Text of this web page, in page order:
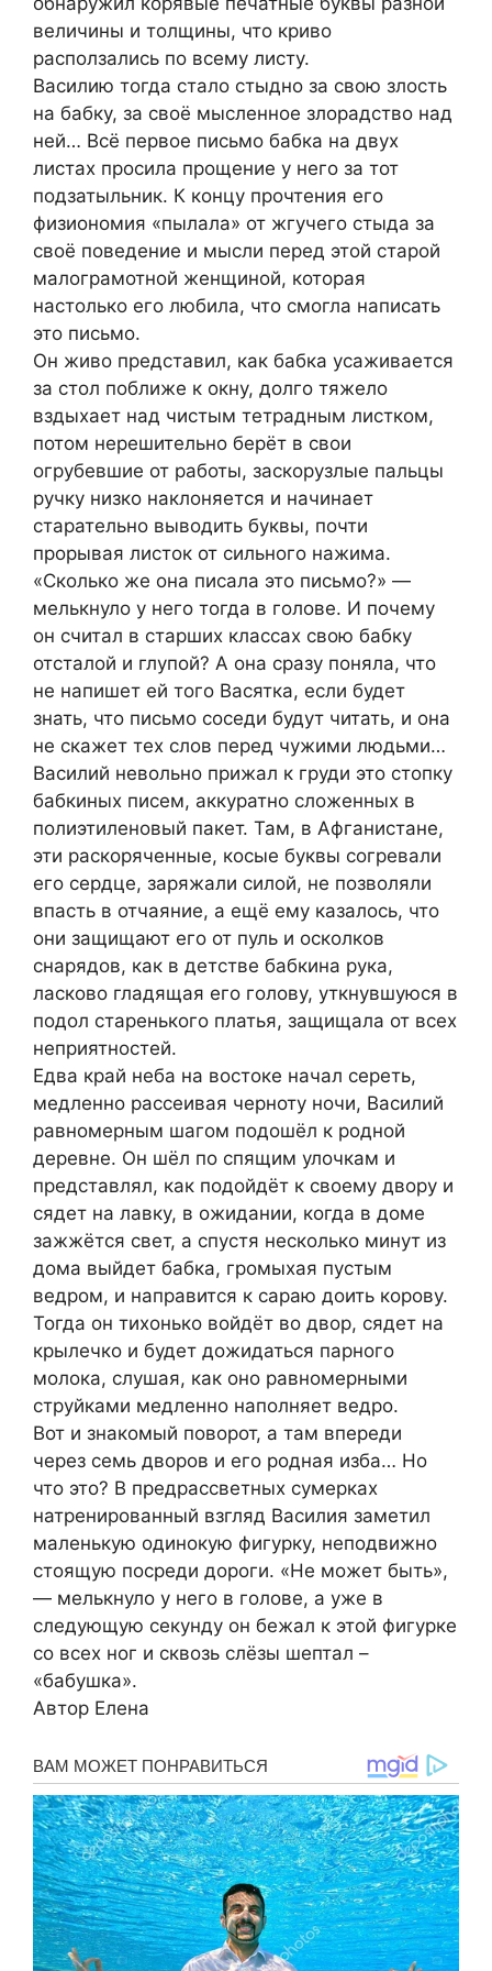
величины и толщины, что криво
расползались по всему листу.
Василию тогда стало стыдно за свою злость
на бабку, за своё мысленное злорадство над
ней… Всё первое письмо бабка на двух
листах просила прощение у него за тот
подзатыльник. К концу прочтения его
физиономия «пылала» от жгучего стыда за
своё поведение и мысли перед этой старой
малограмотной женщиной, которая
настолько его любила, что смогла написать
это письмо.
Он живо представил, как бабка усаживается
за стол поближе к окну, долго тяжело
вздыхает над чистым тетрадным листком,
потом нерешительно берёт в свои
огрубевшие от работы, заскорузлые пальцы
ручку низко наклоняется и начинает
старательно выводить буквы, почти
прорывая листок от сильного нажима.
«Сколько же она писала это письмо?» —
мелькнуло у него тогда в голове. И почему
он считал в старших классах свою бабку
отсталой и глупой? А она сразу поняла, что
не напишет ей того Васятка, если будет
знать, что письмо соседи будут читать, и она
не скажет тех слов перед чужими людьми…
Василий невольно прижал к груди это стопку
бабкиных писем, аккуратно сложенных в
полиэтиленовый пакет. Там, в Афганистане,
эти раскоряченные, косые буквы согревали
его сердце, заряжали силой, не позволяли
впасть в отчаяние, а ещё ему казалось, что
они защищают его от пуль и осколков
снарядов, как в детстве бабкина рука,
ласково гладящая его голову, уткнувшуюся в
подол старенького платья, защищала от всех
неприятностей.
Едва край неба на востоке начал сереть,
медленно рассеивая черноту ночи, Василий
равномерным шагом подошёл к родной
деревне. Он шёл по спящим улочкам и
представлял, как подойдёт к своему двору и
сядет на лавку, в ожидании, когда в доме
зажжётся свет, а спустя несколько минут из
дома выйдет бабка, громыхая пустым
ведром, и направится к сараю доить корову.
Тогда он тихонько войдёт во двор, сядет на
крылечко и будет дожидаться парного
молока, слушая, как оно равномерными
струйками медленно наполняет ведро.
Вот и знакомый поворот, а там впереди
через семь дворов и его родная изба… Но
что это? В предрассветных сумерках
натренированный взгляд Василия заметил
маленькую одинокую фигурку, неподвижно
стоящую посреди дороги. «Не может быть»,
— мелькнуло у него в голове, а уже в
следующую секунду он бежал к этой фигурке
со всех ног и сквозь слёзы шептал –
«бабушка».
Автор Елена